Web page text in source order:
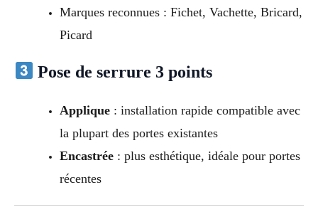
Marques reconnues : Fichet, Vachette, Bricard,
Picard
Pose de serrure 3 points
Applique: installation rapide compatible avec
la plupart des portes existantes
Encastrée: plus esthétique, idéale pour portes
récentes